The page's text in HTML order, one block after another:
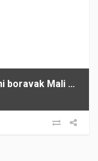
Predskolska ustanova i produzeni boravak Mali talenti Subotica